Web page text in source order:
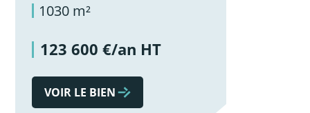
1030 m²
123 600 €/an HT
VOIR LE BIEN